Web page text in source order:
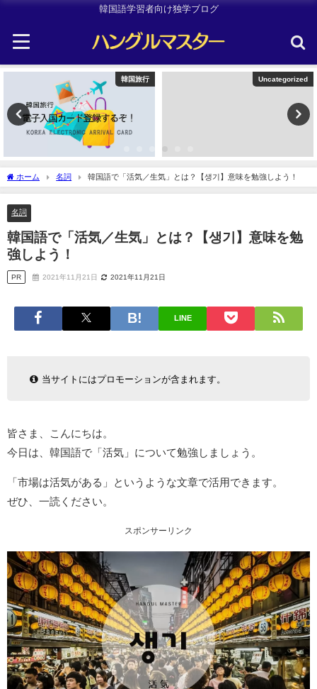
韓国語学習者向け独学ブログ
韓国旅行 Uncategorized
ホーム 名詞 韓国語で「活気／生気」とは？【생기】意味を勉強しよう！
名詞
韓国語で「活気／生気」とは？【생기】意味を勉
強しよう！
PR 2021年11月21日 2021年11月21日
LINE
当サイトにはプロモーションが含まれます。
皆さま、こんにちは。
今日は、韓国語で「活気」について勉強しましょう。
「市場は活気がある」というような文章で活用できます。
ぜひ、一読ください。
スポンサーリンク